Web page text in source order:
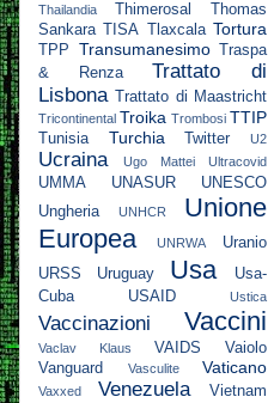
Thailandia
Thimerosal
Thomas
Sankara
TISA Tlaxcala Tortura
TPP Transumanesimo
Traspa
& Renza
Trattato di
Lisbona
Trattato di Maastricht
Tricontinental Troika Trombosi TTIP
Tunisia Turchia Twitter U2
Ucraina Ugo Mattei Ultracovid
UMMA UNASUR
UNESCO
Ungheria
UNHCR
Unione
Europea
UNRWA
Uranio
URSS
Uruguay Usa
Usa-
Cuba
USAID Ustica
Vaccinazioni Vaccini
Vaclav Klaus VAIDS
Vaiolo
Vanguard
Vasculite Vaticano
Vaxxed Venezuela Vietnam